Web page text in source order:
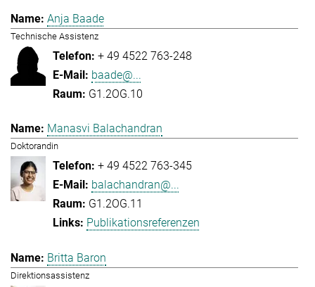
Anja Baade
Technische Assistenz
+ 49 4522 763-248
baade@...
G1.2OG.10
Manasvi Balachandran
Doktorandin
+ 49 4522 763-345
balachandran@...
G1.2OG.11
Publikationsreferenzen
Britta Baron
Direktionsassistenz